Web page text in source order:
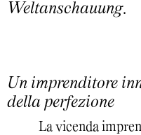
Weltanschauung.
Un imprenditore
della perfezione
La vicenda